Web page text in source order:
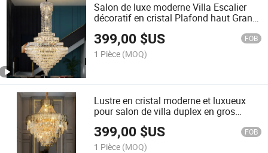
Salon de luxe moderne Villa Escalier
décoratif en cristal Plafond haut Grand
399,00 $US FOB
1 Pièce (MOQ)
Lustre en cristal moderne et luxueux
pour salon de villa duplex en gros
(disponible pour personnalisation)
399,00 $US FOB
1 Pièce (MOQ)